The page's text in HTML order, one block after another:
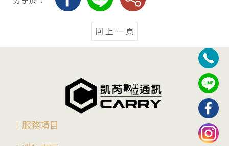
回 上 一 頁
∣服務項目